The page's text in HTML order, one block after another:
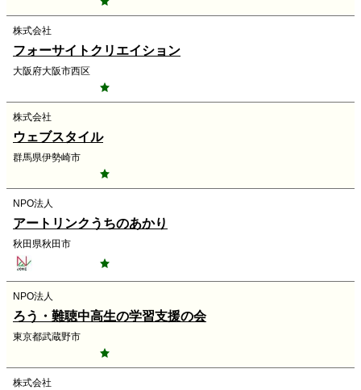
株式会社
フォーサイトクリエイション
大阪府大阪市西区
株式会社
ウェブスタイル
群馬県伊勢崎市
NPO法人
アートリンクうちのあかり
秋田県秋田市
NPO法人
ろう・難聴中高生の学習支援の会
東京都武蔵野市
株式会社